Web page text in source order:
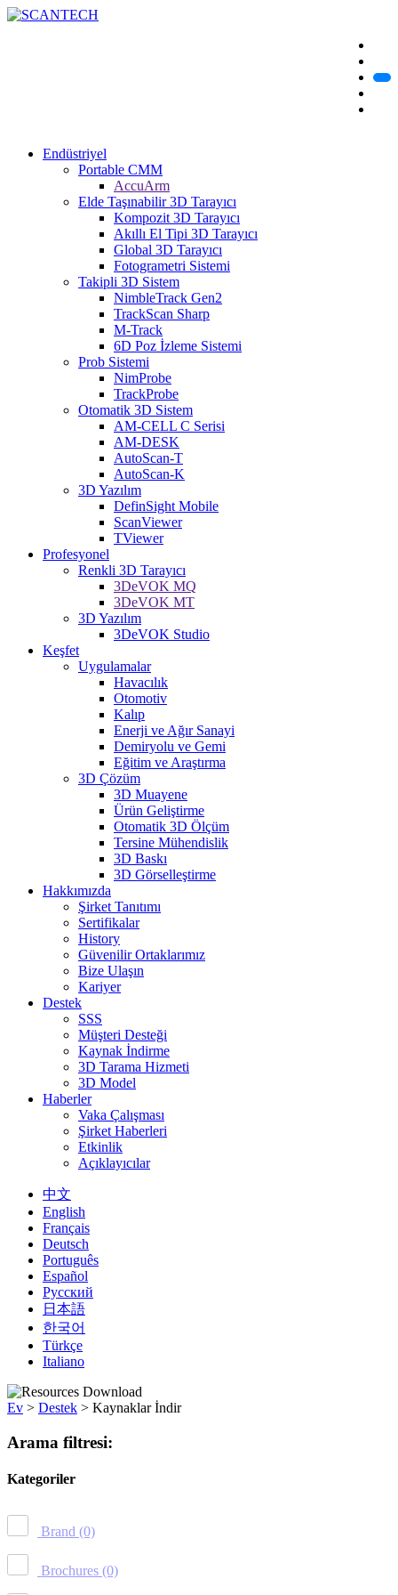
Endüstriyel
Portable CMM
AccuArm
Elde Taşınabilir 3D Tarayıcı
Kompozit 3D Tarayıcı
Akıllı El Tipi 3D Tarayıcı
Global 3D Tarayıcı
Fotogrametri Sistemi
Takipli 3D Sistem
NimbleTrack Gen2
TrackScan Sharp
M-Track
6D Poz İzleme Sistemi
Prob Sistemi
NimProbe
TrackProbe
Otomatik 3D Sistem
AM-CELL C Serisi
AM-DESK
AutoScan-T
AutoScan-K
3D Yazılım
DefinSight Mobile
ScanViewer
TViewer
Profesyonel
Renkli 3D Tarayıcı
3DeVOK MQ
3DeVOK MT
3D Yazılım
3DeVOK Studio
Keşfet
Uygulamalar
Havacılık
Otomotiv
Kalıp
Enerji ve Ağır Sanayi
Demiryolu ve Gemi
Eğitim ve Araştırma
3D Çözüm
3D Muayene
Ürün Geliştirme
Otomatik 3D Ölçüm
Tersine Mühendislik
3D Baskı
3D Görselleştirme
Hakkımızda
Şirket Tanıtımı
Sertifikalar
History
Güvenilir Ortaklarımız
Bize Ulaşın
Kariyer
Destek
SSS
Müşteri Desteği
Kaynak İndirme
3D Tarama Hizmeti
3D Model
Haberler
Vaka Çalışması
Şirket Haberleri
Etkinlik
Açıklayıcılar
中文
English
Français
Deutsch
Português
Español
Русский
日本語
한국어
Türkçe
Italiano
Ev > Destek > Kaynaklar İndir
Arama filtresi:
Kategoriler
Brand (0)
Brochures (0)